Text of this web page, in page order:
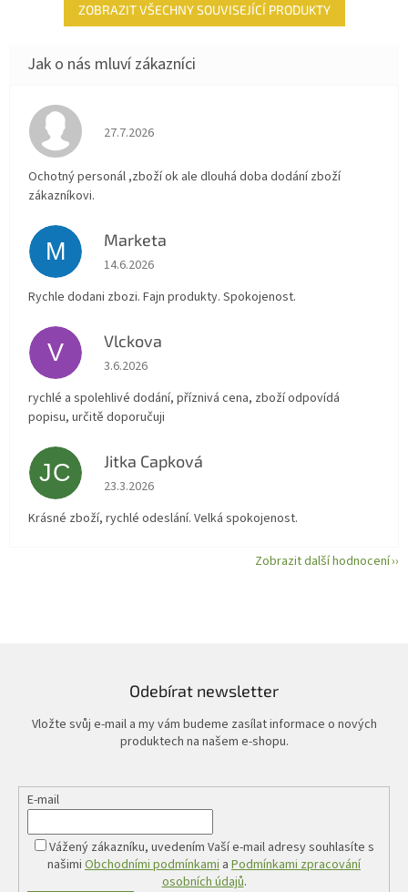
ZOBRAZIT VŠECHNY SOUVISEJÍCÍ PRODUKTY
Hodnocení obchodu je 4 z 5 hvězdiček.
27.7.2026
Ochotný personál ,zboží ok ale dlouhá doba dodání zboží
zákazníkovi.
M Marketa
Hodnocení obchodu je 5 z 5 hvězdiček.
14.6.2026
Rychle dodani zbozi. Fajn produkty. Spokojenost.
V Vlckova
Hodnocení obchodu je 5 z 5 hvězdiček.
3.6.2026
rychlé a spolehlivé dodání, příznivá cena, zboží odpovídá
popisu, určitě doporučuji
JC Jitka Capková
Hodnocení obchodu je 5 z 5 hvězdiček.
23.3.2026
Krásné zboží, rychlé odeslání. Velká spokojenost.
Zobrazit další hodnocení
Odebírat newsletter
Vložte svůj e-mail a my vám budeme zasílat informace o nových
produktech na našem e-shopu.
E-mail
Vážený zákazníku, uvedením Vaší e-mail adresy souhlasíte s
našimi Obchodními podmínkami a Podmínkami zpracování
osobních údajů.